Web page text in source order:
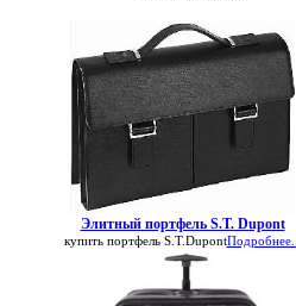
Элитный портфель S.T. Dupont
купить портфель S.T.DupontПодробнее...